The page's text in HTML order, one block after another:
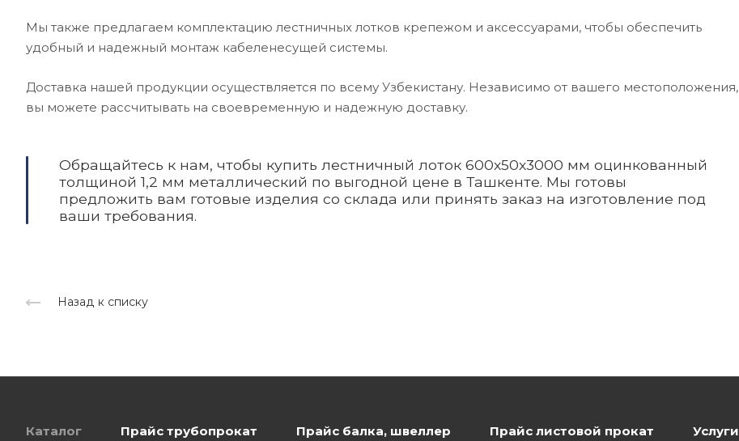
Мы также предлагаем комплектацию лестничных лотков крепежом и аксессуарами, чтобы обеспечить
удобный и надежный монтаж кабеленесущей системы.
Доставка нашей продукции осуществляется по всему Узбекистану. Независимо от вашего местоположения,
вы можете рассчитывать на своевременную и надежную доставку.
Обращайтесь к нам, чтобы купить лестничный лоток 600x50x3000 мм оцинкованный
толщиной 1,2 мм металлический по выгодной цене в Ташкенте. Мы готовы
предложить вам готовые изделия со склада или принять заказ на изготовление под
ваши требования.
Назад к списку
Каталог Прайс трубопрокат Прайс балка, швеллер Прайс листовой прокат Услуги